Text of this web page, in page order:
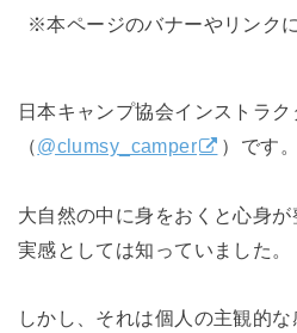
※本ページのバナーやリンク
日本キャンプ協会インストラク
（@clumsy_camper ）です。
大自然の中に身をおくと心身
実感としては知っていました。
しかし、それは個人の主観的